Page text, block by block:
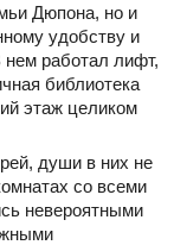
Дюпона, но и
удобству и
работал лифт,
библиотека
этаж целиком
души в них не
со всеми
невероятными